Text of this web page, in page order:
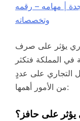
| مهامه – رقمه
وتخصصاته
يؤثر على صرف
في المملكة فتكثر
التجاري على عددٍ
من الأمور أهمها:
على حافز؟